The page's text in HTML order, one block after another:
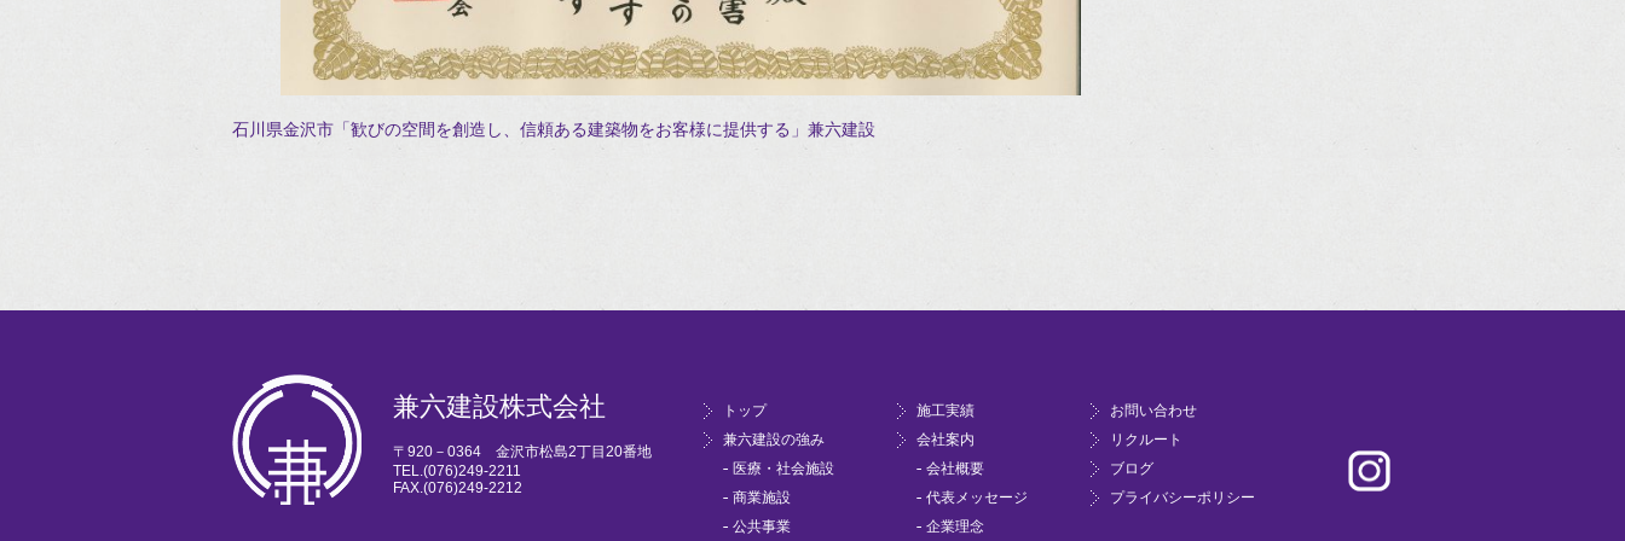
石川県金沢市「歓びの空間を創造し、信頼ある建築物をお客様に提供する」兼六建設
兼六建設株式会社
〒920－0364 金沢市松島2丁目20番地
TEL.(076)249-2211
FAX.(076)249-2212
トップ
兼六建設の強み
医療・社会施設
商業施設
公共事業
施工実績
会社案内
会社概要
代表メッセージ
企業理念
お問い合わせ
リクルート
ブログ
プライバシーポリシー